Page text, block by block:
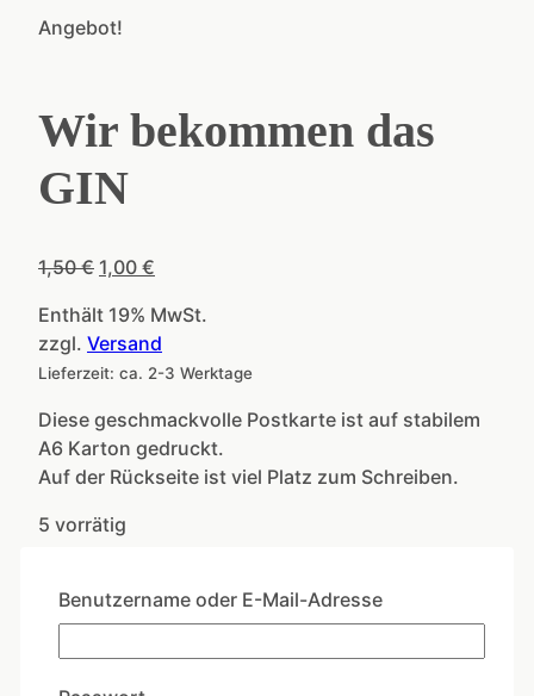
Angebot!
Wir bekommen das
GIN
1,50€ Ursprünglicher
war:
1,50 €
1,00 €
ist:
1,00 €.
Enthält 19% MwSt.
zzgl. Versand
Lieferzeit: ca. 2-3 Werktage
Diese geschmackvolle Postkarte ist auf stabilem
A6 Karton gedruckt.
Auf der Rückseite ist viel Platz zum Schreiben.
5 vorrätig
bekommen
das
GIN
Menge
In den Warenkorb
Artikelnummer:DLC019 Kategorien:Angebote,
Coole Sprüche
Benutzername oder E-Mail-Adresse